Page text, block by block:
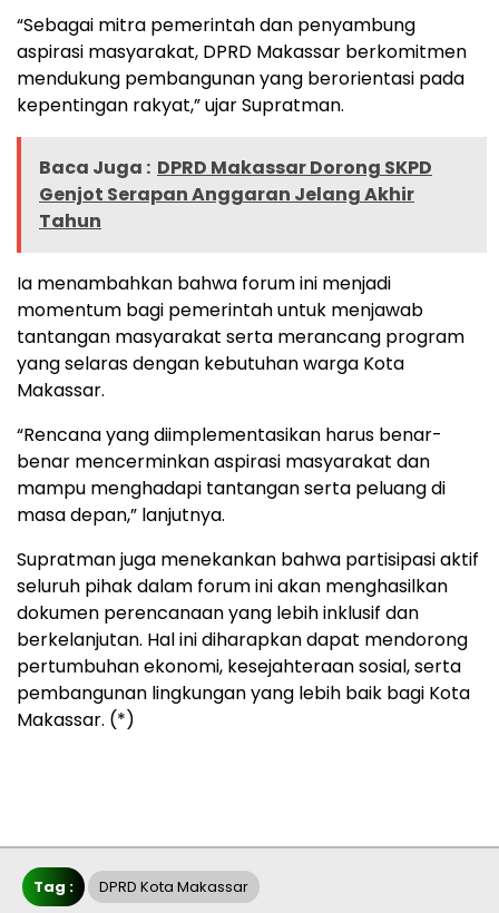
“Sebagai mitra pemerintah dan penyambung
aspirasi masyarakat, DPRD Makassar berkomitmen
mendukung pembangunan yang berorientasi pada
kepentingan rakyat,” ujar Supratman.
Baca Juga : DPRD Makassar Dorong SKPD
Genjot Serapan Anggaran Jelang Akhir
Tahun
Ia menambahkan bahwa forum ini menjadi
momentum bagi pemerintah untuk menjawab
tantangan masyarakat serta merancang program
yang selaras dengan kebutuhan warga Kota
Makassar.
“Rencana yang diimplementasikan harus benar-
benar mencerminkan aspirasi masyarakat dan
mampu menghadapi tantangan serta peluang di
masa depan,” lanjutnya.
Supratman juga menekankan bahwa partisipasi aktif
seluruh pihak dalam forum ini akan menghasilkan
dokumen perencanaan yang lebih inklusif dan
berkelanjutan. Hal ini diharapkan dapat mendorong
pertumbuhan ekonomi, kesejahteraan sosial, serta
pembangunan lingkungan yang lebih baik bagi Kota
Makassar. (*)
Tag : DPRD Kota Makassar